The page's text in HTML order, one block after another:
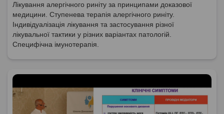
Лікування алергічного риніту за принципами доказової
медицини. Ступенева терапія алергічного риніту.
Індивідуалізація лікування та застосування різної
лікувальної тактики у різних варіантах патологій.
Специфічна імунотерапія.